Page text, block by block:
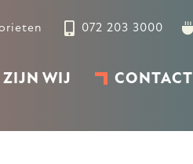
072 203 3000
WIJ CONTACT